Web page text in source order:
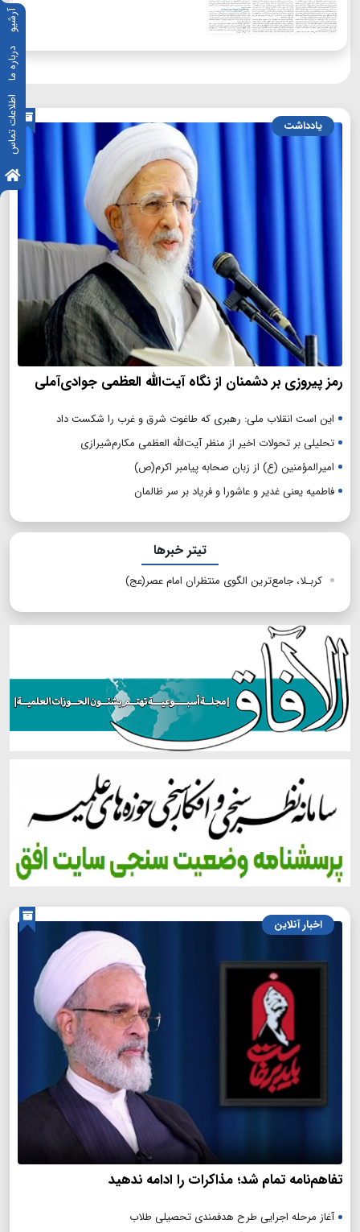
آرشیو
درباره ما
اطلاعات تماس یادداشت
رمز پیروزی بر دشمنان از نگاه آیت‌الله العظمی جوادی‌آملی
این است انقلاب ملی: رهبری که طاغوت شرق و غرب را شکست داد
تحلیلی بر تحولات اخیر از منظر آیت‌الله العظمی مکارم‌شیرازی
امیرالمؤمنین (ع) از زبان صحابه پیامبر اکرم(ص)
فاطمیه یعنی غدیر و عاشورا و فریاد بر سر ظالمان
تیتر خبرها
کربـلا، جامع‌ترین الگوی منتظران امام عصر(عج)
اخبار آنلاین
تفاهم‌نامه تمام شد؛ مذاکرات را ادامه ندهید
آغاز مرحله اجرایی طرح هدفمندی تحصیلی طلاب